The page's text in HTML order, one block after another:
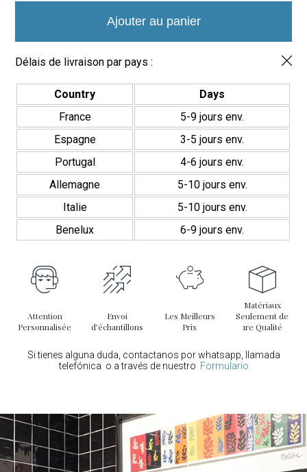
Diseño
Ajouter au panier
Délais de livraison par pays :
Country
Days
France
5-9 jours env.
Espagne
3-5 jours env.
Portugal
4-6 jours env.
Allemagne
5-10 jours env.
Italie
5-10 jours env.
Benelux
6-9 jours env.
Attention
Personnalisée
Envoi
d’échantillons
Les Meilleurs
Prix
Matériaux
Seulement de
1re Qualité
Si tienes alguna duda, contactanos por whatsapp, llamada
telefónica o a través de nuestro Formulario